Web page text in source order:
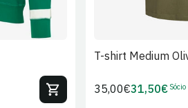
T-shirt Medium
Preço
35,00€Preço
31,50€ Sócio